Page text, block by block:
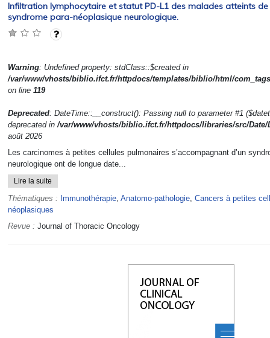
Infiltration lymphocytaire et statut PD-L1 des malades atteints de
syndrome para-néoplasique neurologique.
Warning: Undefined property: stdClass::$created in
/var/www/vhosts/biblio.ifct.fr/httpdocs/templates/biblio/html/
on line 119
Deprecated: DateTime::__construct(): Passing null to parameter #1
deprecated in/var/www/vhosts/biblio.ifct.fr/httpdocs/libraries/src/Date/
août 2026
Les carcinomes à petites cellules pulmonaires s’accompagnant d’un
neurologique ont de longue date...
Lire la suite
Thématiques : Immunothérapie, Anatomo-pathologie, Cancers à petites
néoplasiques
Revue : Journal of Thoracic Oncology